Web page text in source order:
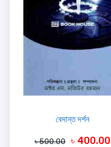
বেদান্ত দর্শন
৳ 500.00 ৳ 400.00